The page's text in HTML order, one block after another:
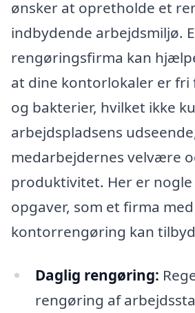
ønsker at opretholde et
indbydende arbejdsmiljø.
rengøringsfirma kan
at dine kontorlokaler er fri
og bakterier, hvilket ikke
arbejdspladsens
medarbejdernes velvære
produktivitet. Her er
opgaver, som et firma
kontorrengøring kan
Daglig rengøring:
rengøring af